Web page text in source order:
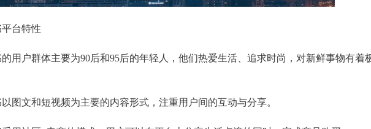
台特性
用户群体主要为90后和95后的年轻人，他们热爱生活、追求时尚，对新鲜事物有着
图文和短视频为主要的内容形式，注重用户间的互动与分享。